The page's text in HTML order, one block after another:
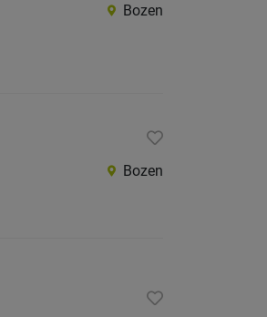
Bozen
Bozen